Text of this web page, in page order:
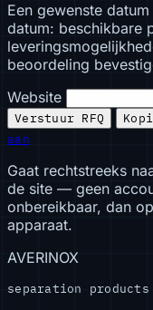
Een gewenste
datum: beschikbare
beoordeling
Website
Verstuur RFQ
aan
Gaat rechtstreeks
de site — geen
onbereikbaar, dan
apparaat.
AVERINOX
separation products